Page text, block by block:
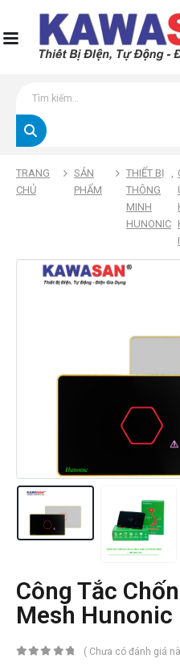
TRANG
CHỦ
SẢN
PHẨM
THIẾT BỊ
THÔNG
MINH
HUNONIC
,
Công Tắc
Mesh Hunonic
( Chưa có đánh giá